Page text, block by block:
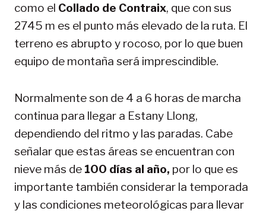
como el Collado de Contraix, que con sus
2745 m es el punto más elevado de la ruta. El
terreno es abrupto y rocoso, por lo que buen
equipo de montaña será imprescindible.
Normalmente son de 4 a 6 horas de marcha
continua para llegar a Estany Llong,
dependiendo del ritmo y las paradas. Cabe
señalar que estas áreas se encuentran con
nieve más de 100 días al año, por lo que es
importante también considerar la temporada
y las condiciones meteorológicas para llevar